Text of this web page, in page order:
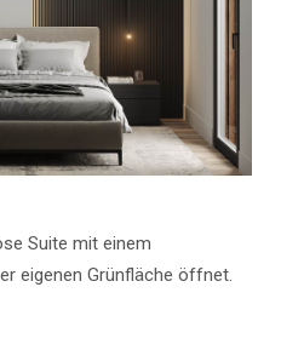
Suite mit einem
eigenen Grünfläche öffnet.